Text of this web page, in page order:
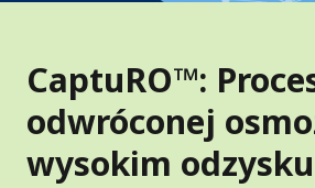
CaptuRO™:
odwróconej
wysokim odzysku